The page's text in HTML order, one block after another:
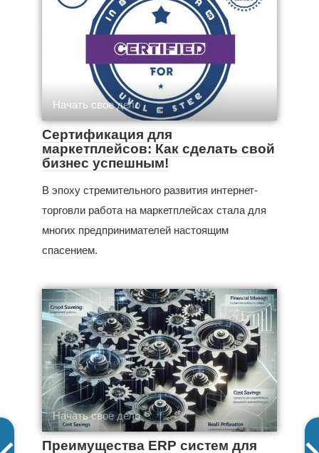
Начать свое дело
Сертификация для
маркетплейсов: Как сделать свой
бизнес успешным!
В эпоху стремительного развития интернет-
торговли работа на маркетплейсах стала для
многих предпринимателей настоящим
спасением.
Начать свое дело
Преимущества ERP систем для